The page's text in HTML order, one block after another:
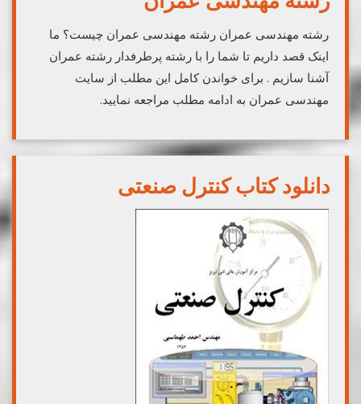
رشته مهندسی عمران رشته مهندسی عمران چیست؟ ما
اینک قصد داریم تا شما را با رشته پرطرفدار رشته عمران
آشنا سازیم . برای خواندن کامل این مطلب از سایت
مهندسی عمران به ادامه مطلب مراجعه نمایید.
دانلود کتاب کنترل صنعتی